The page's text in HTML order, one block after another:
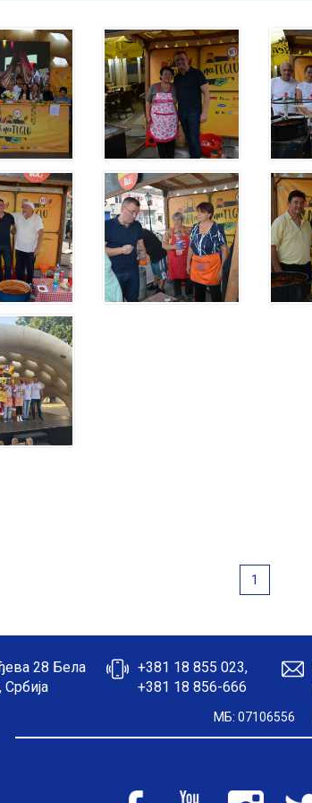
1
28 Бела
+381 18 855 023,
+381 18 856-666
МБ: 07106556